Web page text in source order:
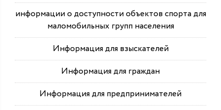
информации о доступности объектов спорта для
маломобильных групп населения
Информация для взыскателей
Информация для граждан
Информация для предпринимателей